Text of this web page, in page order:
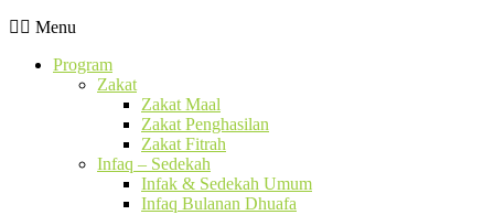
Menu
Program
Zakat
Zakat Maal
Zakat Penghasilan
Zakat Fitrah
Infaq – Sedekah
Infak & Sedekah Umum
Infaq Bulanan Dhuafa